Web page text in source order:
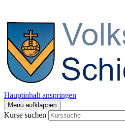
Hauptinhalt anspringen
Menü aufklappen
Kurse suchen